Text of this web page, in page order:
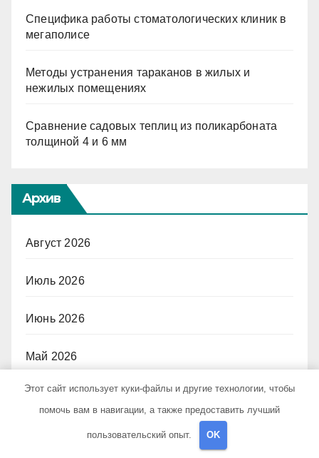
Специфика работы стоматологических клиник в
мегаполисе
Методы устранения тараканов в жилых и
нежилых помещениях
Сравнение садовых теплиц из поликарбоната
толщиной 4 и 6 мм
Архив
Август 2026
Июль 2026
Июнь 2026
Май 2026
Апрель 2026
Этот сайт использует куки-файлы и другие технологии, чтобы
помочь вам в навигации, а также предоставить лучший
пользовательский опыт. OK